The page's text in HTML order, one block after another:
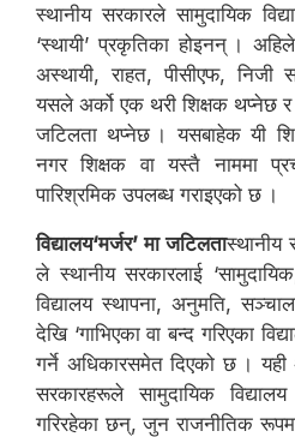
स्थानीय सरकारले सामुदायिक
‘स्थायी’ प्रकृतिका होइनन् ।
अस्थायी, राहत, पीसीएफ, निजी
यसले अर्को एक थरी शिक्षक थप्नेछ र
जटिलता थप्नेछ । यसबाहेक यी
नगर शिक्षक वा यस्तै नाममा
पारिश्रमिक उपलब्ध गराइएको छ ।
विद्यालय‘मर्जर’ मा जटिलता
ले स्थानीय सरकारलाई
विद्यालय स्थापना, अनुमति,
देखि ‘गाभिएका वा बन्द गरिएका
गर्ने अधिकारसमेत दिएको छ । यही
सरकारहरूले सामुदायिक
गरिरहेका छन्, जुन राजनीतिक